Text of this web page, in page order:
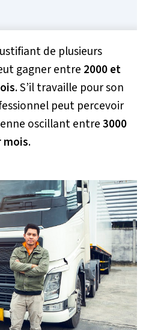
de plusieurs
gagner entre 2000 et
. S’il travaille pour son
peut percevoir
oscillant entre3000
mois.